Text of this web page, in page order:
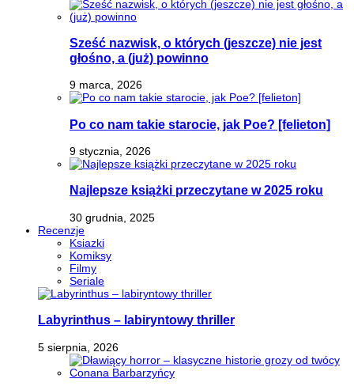
Sześć nazwisk, o których (jeszcze) nie jest
głośno, a (już) powinno
9 marca, 2026
Po co nam takie starocie, jak Poe? [felieton]
9 stycznia, 2026
Najlepsze książki przeczytane w 2025 roku
30 grudnia, 2025
Recenzje
Ksiazki
Komiksy
Filmy
Seriale
Labyrinthus – labiryntowy thriller
5 sierpnia, 2026